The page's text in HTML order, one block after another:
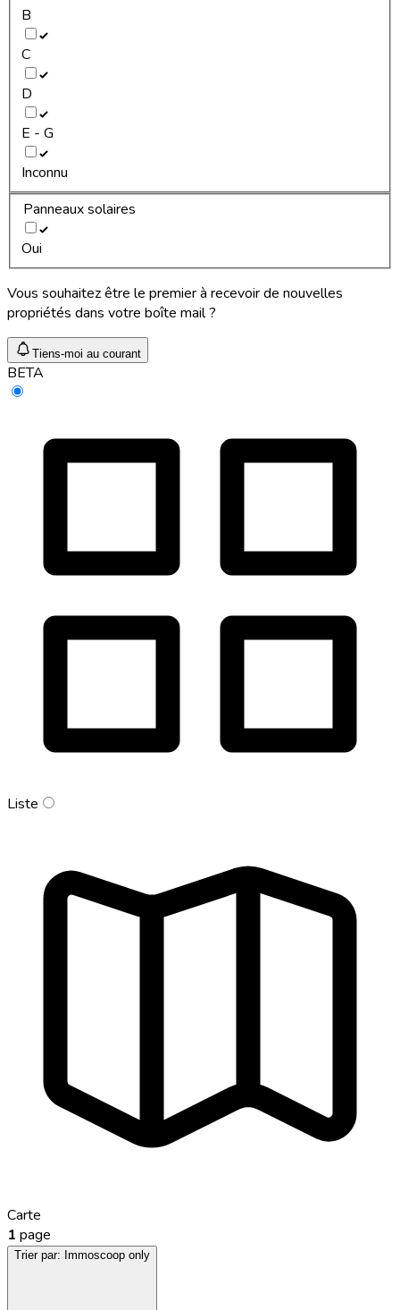
B
C
D
E - G
Inconnu
Panneaux solaires
Oui
Vous souhaitez être le premier à recevoir de nouvelles
propriétés dans votre boîte mail ?
Tiens-moi au courant
BETA
Liste
Carte
1 page
Trier par: Immoscoop only